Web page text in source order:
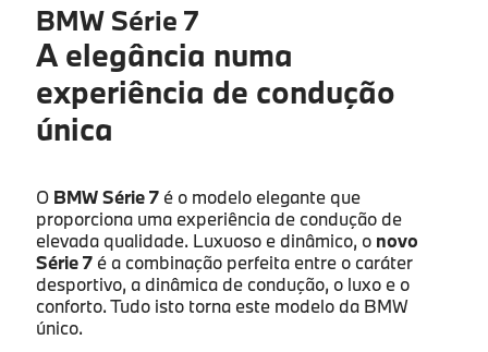
Nome próprio*
Apelido*
Endereço de e-mail *
Contacto telefónico
BMW Série 7
A elegância numa
experiência de condução
única
O BMW Série 7é o modelo elegante que
proporciona uma experiência de condução de
elevada qualidade. Luxuoso e dinâmico, o novo
Série 7é a combinação perfeita entre o caráter
desportivo, a dinâmica de condução, o luxo e o
conforto. Tudo isto torna este modelo da BMW
único.